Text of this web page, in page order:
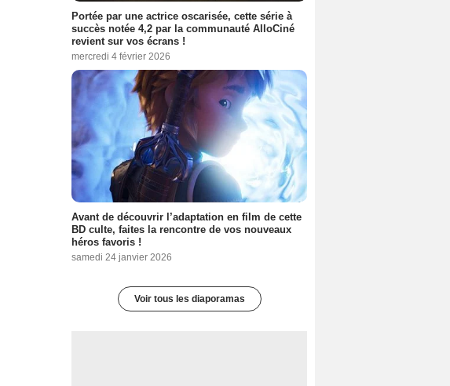
Portée par une actrice oscarisée, cette série à
succès notée 4,2 par la communauté AlloCiné
revient sur vos écrans !
mercredi 4 février 2026
Avant de découvrir l’adaptation en film de cette
BD culte, faites la rencontre de vos nouveaux
héros favoris !
samedi 24 janvier 2026
Voir tous les diaporamas